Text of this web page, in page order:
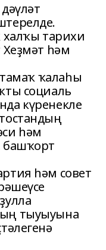
халҡы тарихи
һәм
ҡалаһы
социаль
күренекле
һәм
башҡорт
һәм совет
тыуыуына